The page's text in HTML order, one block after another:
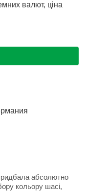
валют, ціна
абсолютно
кольору шасі,